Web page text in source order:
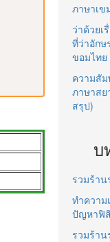
ภาษาเข
ว่าด้วยเ
ที่ว่าอัก
ขอมไทย
ความสั
ภาษาส
สรุป)
บ
รวมร้าน
ทำความ
ปัญหาฟิ
รวมร้าน